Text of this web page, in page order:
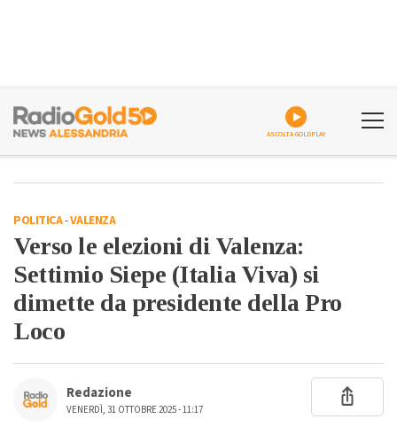
ASCOLTA GOLDPLAY
POLITICA-VALENZA
Verso le elezioni di Valenza:
Settimio Siepe (Italia Viva) si
dimette da presidente della Pro
Loco
Redazione
VENERDÌ, 31 OTTOBRE 2025 - 11:17